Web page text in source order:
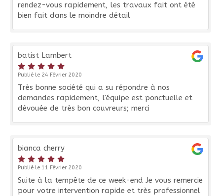
rendez-vous rapidement, les travaux fait ont été
bien fait dans le moindre détail
batist Lambert
Publié le 24 Février 2020
Très bonne société qui a su répondre à nos
demandes rapidement, l'équipe est ponctuelle et
dévouée de très bon couvreurs; merci
bianca cherry
Publié le 11 Février 2020
Suite à la tempête de ce week-end Je vous remercie
pour votre intervention rapide et très professionnel